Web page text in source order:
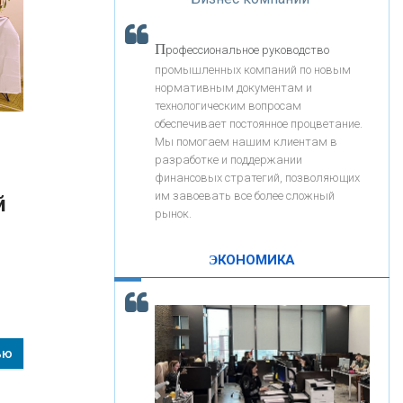
«РОСЕВРОБАНК»
«ПРЕСС-СЛУЖБА ВТБ24»
«АВТОГРАДБАНК»
КОНТАКТЫ
«Интервью»
Скорость - один из главных трендов в
кредитовании бизнеса - «Интервью»
Профессиональное руководство
промышленных компаний по новым
нормативным документам и
технологическим вопросам
обеспечивает постоянное процветание.
Мы помогаем нашим клиентам в
разработке и поддержании
финансовых стратегий, позволяющих
им завоевать все более сложный
рынок.
ЭКОНОМИКА